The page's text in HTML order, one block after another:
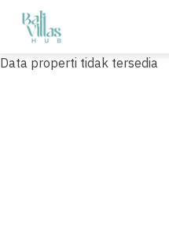
Skip
content
Data properti tidak tersedia